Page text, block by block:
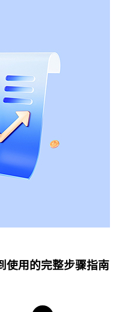
使用的完整步骤指南